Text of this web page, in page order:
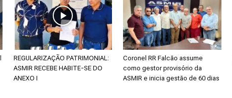
e
Pensionistas
REGULARIZAÇÃO PATRIMONIAL:
ASMIR RECEBE HABITE-SE DO
ANEXO I
Coronel RR Falcão assume
como gestor provisório da
ASMIR e inicia gestão de 60 dias